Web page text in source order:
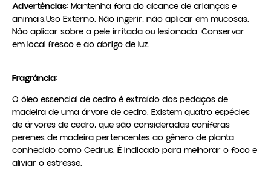
Advertências: Mantenha fora do alcance de crianças e
animais.Uso Externo. Não ingerir, não aplicar em mucosas.
Não aplicar sobre a pele irritada ou lesionada. Conservar
em local fresco e ao abrigo de luz.
Fragrância:
O óleo essencial de cedro é extraído dos pedaços de
madeira de uma árvore de cedro. Existem quatro espécies
de árvores de cedro, que são consideradas coníferas
perenes de madeira pertencentes ao gênero de planta
conhecido como Cedrus. É indicado para melhorar o foco e
aliviar o estresse.